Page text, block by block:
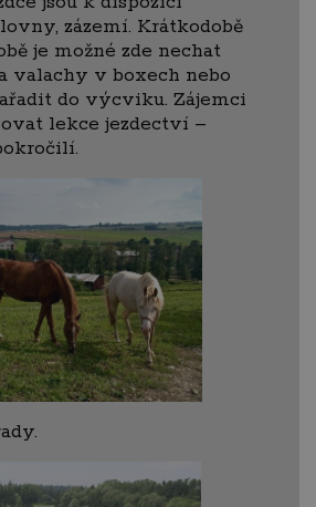
zázemí. Krátkodobě
je možné zde nechat
valachy v boxech nebo
do výcviku. Zájemci
lekce jezdectví –